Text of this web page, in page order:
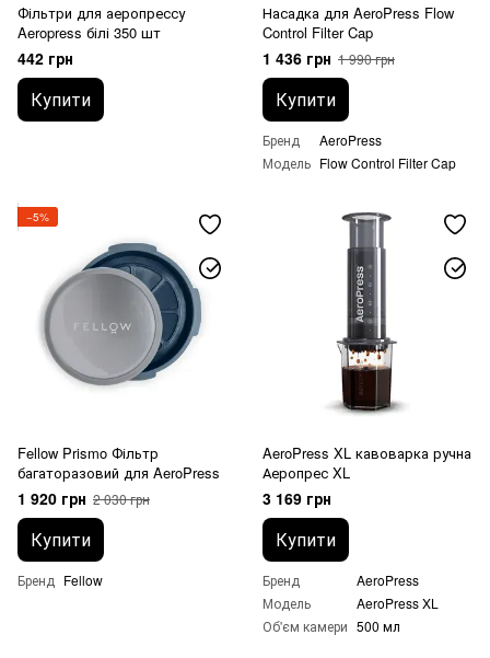
Фільтри для аеропрессу
Aeropress білі 350 шт
442 грн
Купити
Насадка для AeroPress Flow
Control Filter Cap
1 436 грн 1 990 грн
Купити
Бренд
AeroPress
Модель Flow Control Filter Cap
−5%
Fellow Prismo Фільтр
багаторазовий для AeroPress
1 920 грн 2 030 грн
Купити
Бренд Fellow
AeroPress XL кавоварка ручна
Аеропрес XL
3 169 грн
Купити
Бренд
AeroPress
Модель
AeroPress XL
Об'єм камери 500 мл